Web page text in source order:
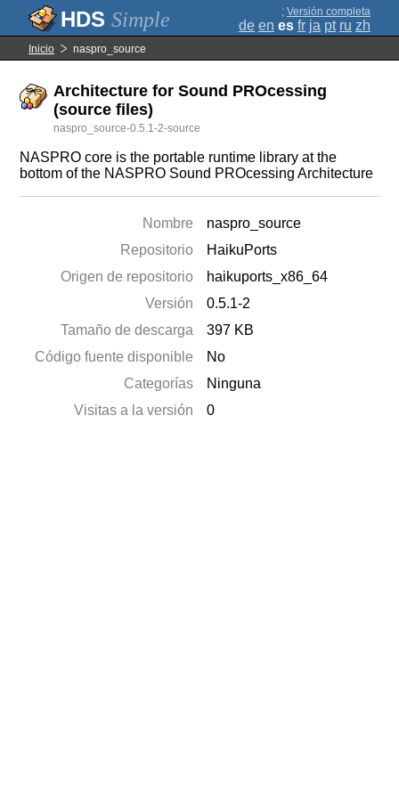
Simple ; Versión completa
de en es fr ja pt ru zh
Inicio naspro_source
Architecture for Sound PROcessing
(source files)
naspro_source-0.5.1-2-source
NASPRO core is the portable runtime library at the
bottom of the NASPRO Sound PROcessing Architecture
Nombre
naspro_source
Repositorio
HaikuPorts
Origen de repositorio
haikuports_x86_64
Versión
0.5.1-2
Tamaño de descarga
397 KB
Código fuente disponible
No
Categorías
Ninguna
Visitas a la versión
0